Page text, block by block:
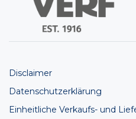
Disclaimer
Datenschutzerklärung
Einheitliche Verkaufs- und